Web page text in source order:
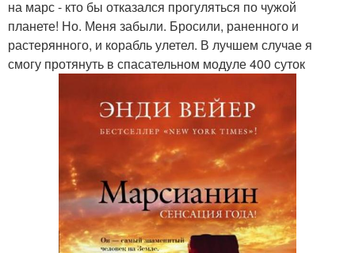
на марс - кто бы отказался прогуляться по чужой
планете! Но. Меня забыли. Бросили, раненного и
растерянного, и корабль улетел. В лучшем случае я
смогу протянуть в спасательном модуле 400 суток